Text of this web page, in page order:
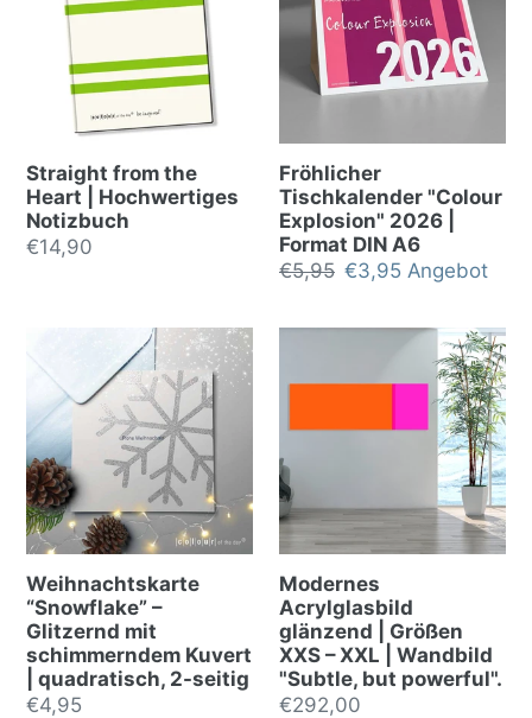
Straight from the
Heart | Hochwertiges
Notizbuch
Normalpreis
€14,90
Fröhlicher
Tischkalender "Colour
Explosion" 2026 |
Format DIN A6
Normalpreis
€5,95 Sonderpreis
€3,95 Angebot
Weihnachtskarte
“Snowflake” –
Glitzernd mit
schimmerndem Kuvert
| quadratisch, 2-seitig
Normalpreis
€4,95
Modernes
Acrylglasbild
glänzend | Größen
XXS – XXL | Wandbild
"Subtle, but powerful".
Normalpreis
€292,00